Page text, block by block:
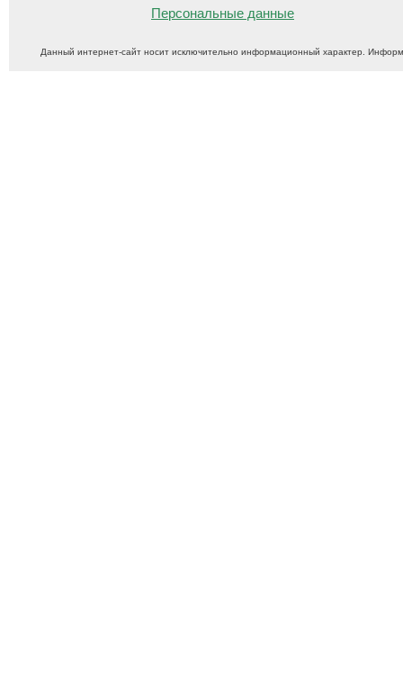
Персональные данные
Данный интернет-сайт носит исключительно информационный характер.